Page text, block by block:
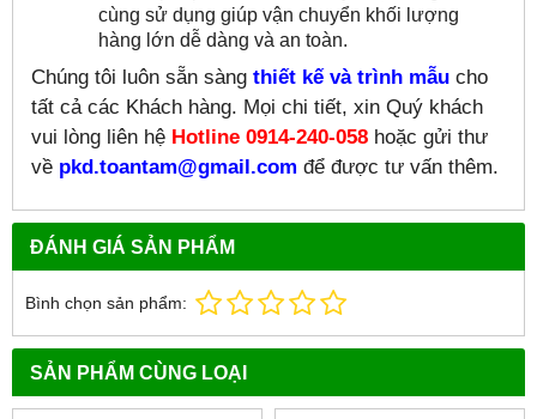
cùng sử dụng giúp vận chuyển khối lượng
hàng lớn dễ dàng và an toàn.
Chúng tôi luôn sẵn sàng thiết kế và trình mẫu cho
tất cả các Khách hàng. Mọi chi tiết, xin Quý khách
vui lòng liên hệ Hotline 0914-240-058 hoặc gửi thư
về pkd.toantam@gmail.com để được tư vấn thêm.
ĐÁNH GIÁ SẢN PHẨM
Bình chọn sản phẩm:
SẢN PHẨM CÙNG LOẠI